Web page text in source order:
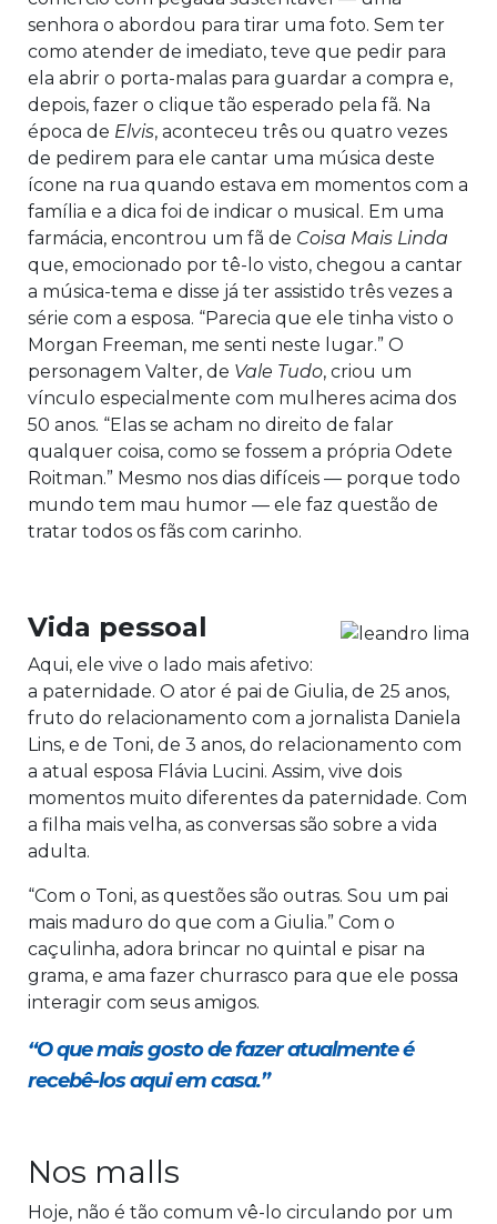
senhora o abordou para tirar uma foto. Sem ter
como atender de imediato, teve que pedir para
ela abrir o porta-malas para guardar a compra e,
depois, fazer o clique tão esperado pela fã. Na
época de Elvis, aconteceu três ou quatro vezes
de pedirem para ele cantar uma música deste
ícone na rua quando estava em momentos com a
família e a dica foi de indicar o musical. Em uma
farmácia, encontrou um fã de Coisa Mais Linda
que, emocionado por tê-lo visto, chegou a cantar
a música-tema e disse já ter assistido três vezes a
série com a esposa. “Parecia que ele tinha visto o
Morgan Freeman, me senti neste lugar.” O
personagem Valter, de Vale Tudo, criou um
vínculo especialmente com mulheres acima dos
50 anos. “Elas se acham no direito de falar
qualquer coisa, como se fossem a própria Odete
Roitman.” Mesmo nos dias difíceis — porque todo
mundo tem mau humor — ele faz questão de
tratar todos os fãs com carinho.
Vida pessoal
Aqui, ele vive o lado mais afetivo:
a paternidade. O ator é pai de Giulia, de 25 anos,
fruto do relacionamento com a jornalista Daniela
Lins, e de Toni, de 3 anos, do relacionamento com
a atual esposa Flávia Lucini. Assim, vive dois
momentos muito diferentes da paternidade. Com
a filha mais velha, as conversas são sobre a vida
adulta.
“Com o Toni, as questões são outras. Sou um pai
mais maduro do que com a Giulia.” Com o
caçulinha, adora brincar no quintal e pisar na
grama, e ama fazer churrasco para que ele possa
interagir com seus amigos.
“O que mais gosto de fazer atualmente é
recebê-los aqui em casa.”
Nos malls
Hoje, não é tão comum vê-lo circulando por um